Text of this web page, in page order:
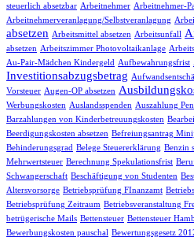
steuerlich absetzbar Arbeitnehmer Arbeitnehmer-
Arbeitnehmerveranlagung/Selbstveranlagung
absetzen Arbeitsmittel absetzen Arbeitsunfall
absetzen Arbeitszimmer Photovoltaikanlage
Au-Pair-Mädchen Kindergeld
Aufbewahrungsfrist
Investitionsabzugsbetrag
Vorsteuer Augen-OP absetzen
Werbungskosten Auslandsspenden Auszahlung
Barzahlungen von Kinderbetreuungskosten
Beerdigungskosten absetzen Befreiungsantrag
Behinderungsgrad Belege Steuererklärung Benzin
Mehrwertsteuer Berechnung Spekulationsfrist
Schwangerschaft Beschäftigung von Studenten
Altersvorsorge Betriebsprüfung FInanzamt
Betriebsprüfung Zeitraum Betriebsveranstaltung
betrügerische Mails Bettensteuer Bettensteuer
Bewerbungskosten pauschal Bewertungsgesetz